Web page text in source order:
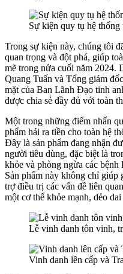
Sự kiện quy tụ hệ
Trong sự kiện này, chúng tôi
quan trọng và đột phá, giúp
mẽ trong nửa cuối năm 2024.
Quang Tuấn và Tổng giám
mặt của Ban Lãnh Đạo tinh
được chia sẻ đầy đủ với toàn
Một trong những điểm nhấn
phẩm hái ra tiền cho toàn hệ
Đây là sản phẩm đang nhận
người tiêu dùng, đặc biệt là
khỏe và phòng ngừa các
Sản phẩm này không chỉ giúp
trợ điều trị các vấn đề liên
một cơ thể khỏe mạnh, dẻo dai
Lễ vinh danh tôn vinh,
Vinh danh lên cấp và